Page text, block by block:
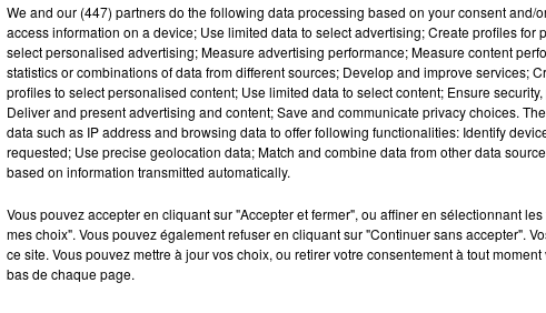
We and our (447) partnersdo the following data processing based on your consent and/
access information on a device; Use limited data to select advertising; Create profiles for
select personalised advertising; Measure advertising performance; Measure content
statistics or combinations of data from different sources; Develop and improve services;
profiles to select personalised content; Use limited data to select content; Ensure
Deliver and present advertising and content; Save and communicate privacy choices.
data such as IP address and browsing data to offer following functionalities: Identify
requested; Use precise geolocation data; Match and combine data from other data
based on information transmitted automatically.
Vous pouvez accepter en cliquant sur "Accepter et fermer", ou affiner en sélectionnant
mes choix". Vous pouvez également refuser en cliquant sur "Continuer sans accepter".
ce site. Vous pouvez mettre à jour vos choix, ou retirer votre consentement à tout
bas de chaque page.